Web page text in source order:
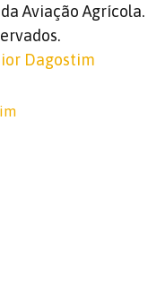
Aviação Agrícola.
Dagostim